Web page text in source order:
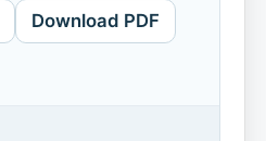
Download PDF